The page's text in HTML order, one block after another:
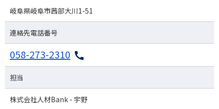
岐阜県岐阜市茜部大川1-51
連絡先電話番号
058-273-2310
担当
株式会社人材Bank - 宇野